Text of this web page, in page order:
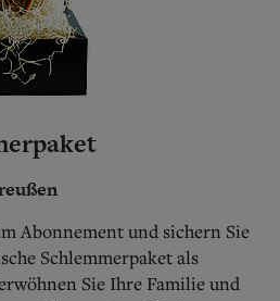
Start
wir sind
Ausgabe
Login
Prämien
Archiv
Kontakt
Abonnement und sichern Sie
Schlemmerpaket als
Sie Ihre Familie und